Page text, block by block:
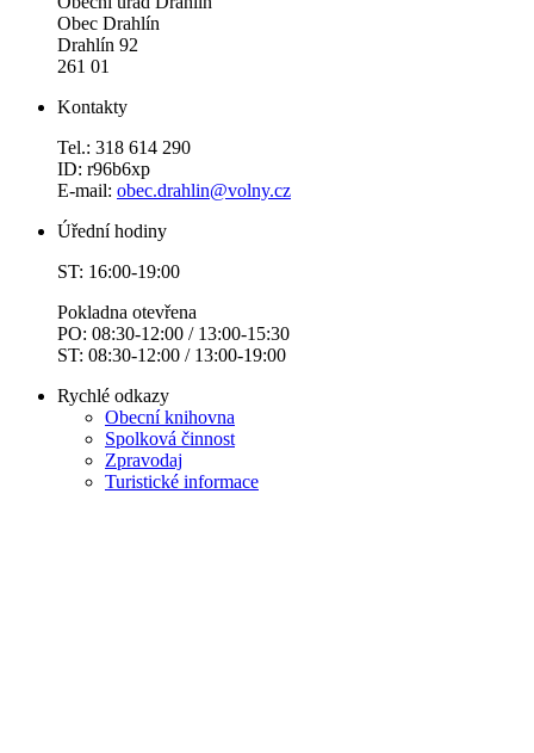
Obec Drahlín
Drahlín 92
261 01
Kontakty
Tel.: 318 614 290
ID: r96b6xp
E-mail: obec.drahlin@volny.cz
Úřední hodiny
ST: 16:00-19:00
Pokladna otevřena
PO: 08:30-12:00 / 13:00-15:30
ST: 08:30-12:00 / 13:00-19:00
Rychlé odkazy
Obecní knihovna
Spolková činnost
Zpravodaj
Turistické informace